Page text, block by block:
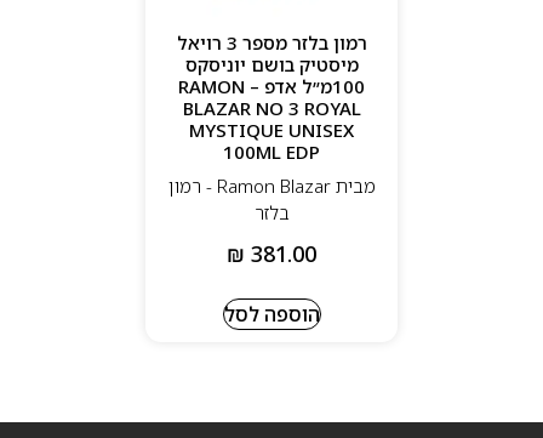
רמון בלזר מספר 3 רויאל
מיסטיק בושם יוניסקס
100מ״ל אדפ – RAMON
BLAZAR NO 3 ROYAL
MYSTIQUE UNISEX
100ML EDP
מבית Ramon Blazar - רמון
בלזר
₪ 381.00
הוספה לסל